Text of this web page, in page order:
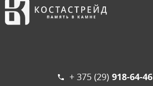
+ 375 (29) 918-64-46